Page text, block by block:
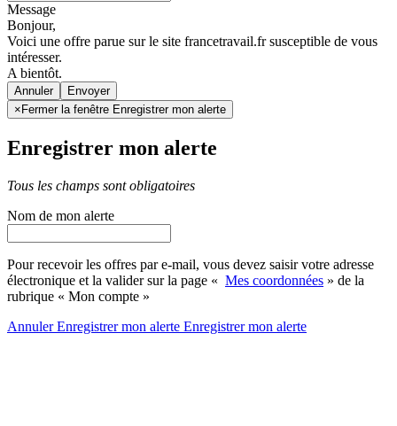
Message
Bonjour,
Voici une offre parue sur le site francetravail.fr susceptible de vous
intéresser.
A bientôt.
Annuler
× Fermer la fenêtre Enregistrer mon alerte
Enregistrer mon alerte
Tous les champs sont obligatoires
Nom de mon alerte
Pour recevoir les offres par e-mail, vous devez saisir votre adresse
électronique et la valider sur la page « Mes coordonnées » de la
rubrique « Mon compte »
AnnulerEnregistrer mon alerte Enregistrermon alerte